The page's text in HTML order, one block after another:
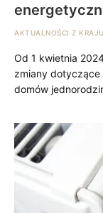
AKTUALNOŚCI Z KRAJU
Od 1 kwietnia
zmiany dotyczące
domów